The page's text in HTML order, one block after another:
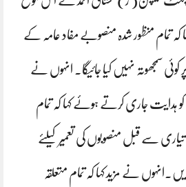
کہ تمام منظور شدہ منصوبے مفاد عامہ کے
سمجھوتہ نہیں کیا جائیگا۔ انہوں نے
ہدایت جاری کرتے ہوئے کہا کہ تمام
سے قبل منصوبوں کی تعمیر کیلئے
نے مزید کہا کہ تمام متعلقہ